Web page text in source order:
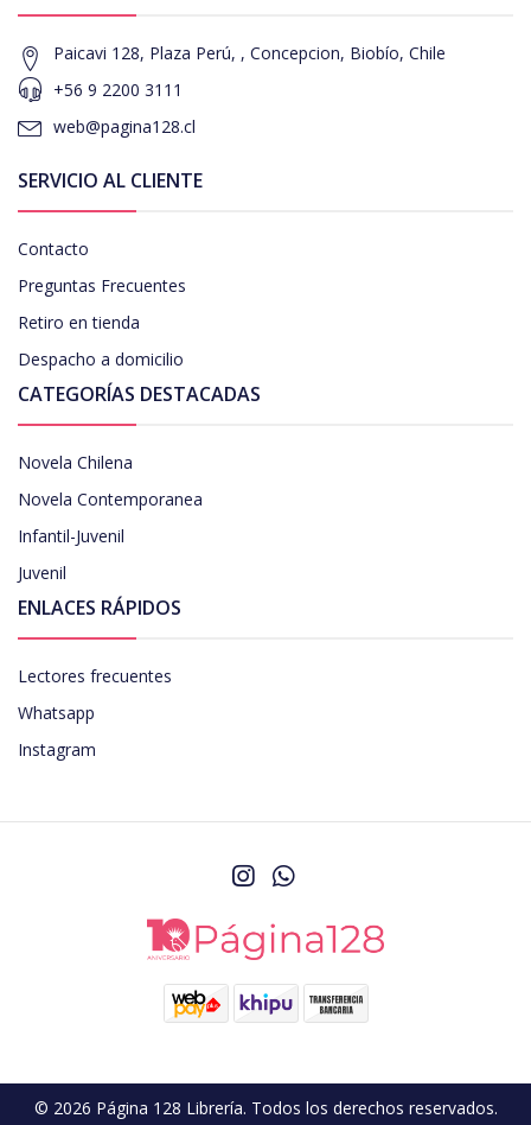
Paicavi 128, Plaza Perú, , Concepcion, Biobío, Chile
+56 9 2200 3111
web@pagina128.cl
SERVICIO AL CLIENTE
Contacto
Preguntas Frecuentes
Retiro en tienda
Despacho a domicilio
CATEGORÍAS DESTACADAS
Novela Chilena
Novela Contemporanea
Infantil-Juvenil
Juvenil
ENLACES RÁPIDOS
Lectores frecuentes
Whatsapp
Instagram
© 2026 Página 128 Librería. Todos los derechos reservados.